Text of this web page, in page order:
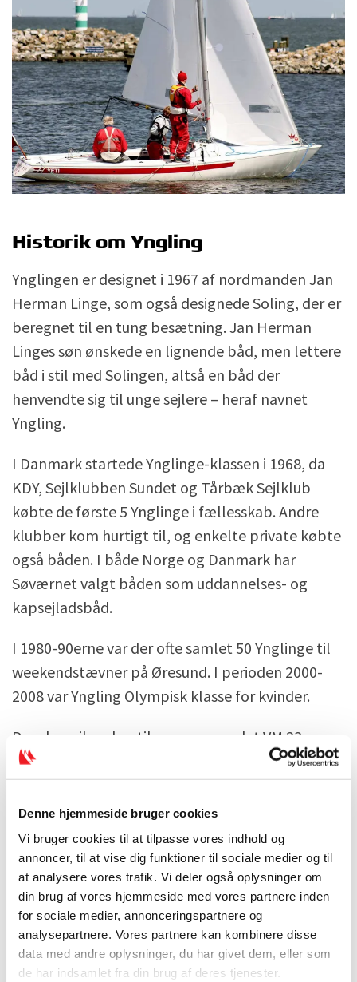
Denne hjemmeside bruger cookies
Vi bruger cookies til at tilpasse vores indhold og
annoncer, til at vise dig funktioner til sociale medier og til
at analysere vores trafik. Vi deler også oplysninger om
din brug af vores hjemmeside med vores partnere inden
for sociale medier, annonceringspartnere og
analysepartnere. Vores partnere kan kombinere disse
data med andre oplysninger, du har givet dem, eller som
de har indsamlet fra din brug af deres tjenester.
Historik om Yngling
Ynglingen er designet i 1967 af nordmanden Jan
Herman Linge, som også designede Soling, der er
beregnet til en tung besætning. Jan Herman
Linges søn ønskede en lignende båd, men lettere
båd i stil med Solingen, altså en båd der
henvendte sig til unge sejlere – heraf navnet
Yngling.
I Danmark startede Ynglinge-klassen i 1968, da
KDY, Sejlklubben Sundet og Tårbæk Sejlklub
købte de første 5 Ynglinge i fællesskab. Andre
klubber kom hurtigt til, og enkelte private købte
også båden. I både Norge og Danmark har
Søværnet valgt båden som uddannelses- og
kapsejladsbåd.
I 1980-90erne var der ofte samlet 50 Ynglinge til
weekendstævner på Øresund. I perioden 2000-
2008 var Yngling Olympisk klasse for kvinder.
Danske sejlere har tilsammen vundet VM 23
gange siden 1972. Senest i 2015 vandt Lucas Lier,
Konrad Floryan og Frederib Berg (Hellerup
Sejlklub) VM-titlen. Tidligere er VM vundet af
Claus Høj, Bo Selko, Christian Rasmussen, Søren
Pehrson, Mikkel Hartvig Andersen og Mads
Christensen. VM for kvinder har være vundet af
Trine Palludan, mens Yngling var Olympisk klasse
for kvinder.